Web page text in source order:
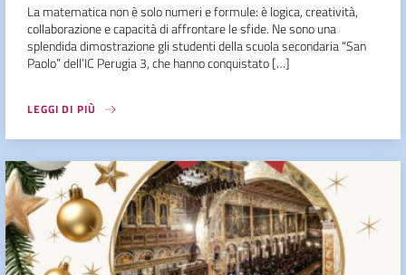
La matematica non è solo numeri e formule: è logica, creatività,
collaborazione e capacità di affrontare le sfide. Ne sono una
splendida dimostrazione gli studenti della scuola secondaria “San
Paolo” dell’IC Perugia 3, che hanno conquistato […]
LEGGI DI PIÙ